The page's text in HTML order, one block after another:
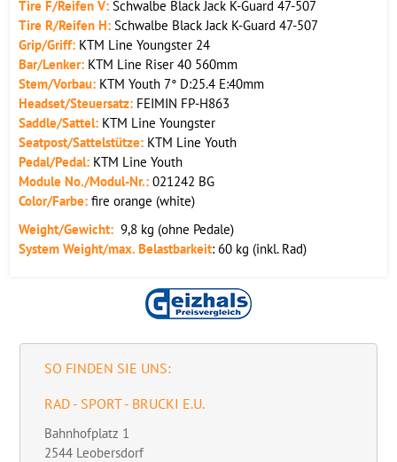
Tire F/Reifen V: Schwalbe Black Jack K-Guard 47-507
Tire R/Reifen H: Schwalbe Black Jack K-Guard 47-507
Grip/Griff: KTM Line Youngster 24
Bar/Lenker: KTM Line Riser 40 560mm
Stem/Vorbau: KTM Youth 7° D:25.4 E:40mm
Headset/Steuersatz: FEIMIN FP-H863
Saddle/Sattel: KTM Line Youngster
Seatpost/Sattelstütze: KTM Line Youth
Pedal/Pedal: KTM Line Youth
Module No./Modul-Nr.: 021242 BG
Color/Farbe: fire orange (white)
Weight/Gewicht: 9,8 kg (ohne Pedale)
System Weight/max. Belastbarkeit: 60 kg (inkl. Rad)
SO FINDEN SIE UNS:
RAD - SPORT - BRUCKI E.U.
Bahnhofplatz 1
2544 Leobersdorf